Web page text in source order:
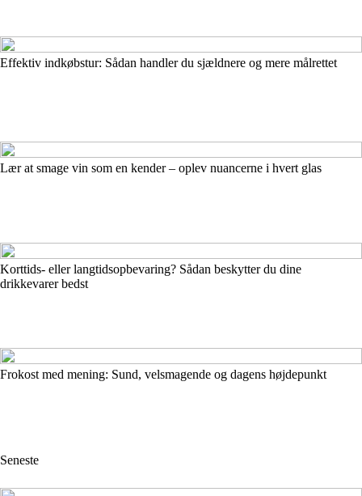
Effektiv indkøbstur: Sådan handler du sjældnere og mere målrettet
Lær at smage vin som en kender – oplev nuancerne i hvert glas
Korttids- eller langtidsopbevaring? Sådan beskytter du dine
drikkevarer bedst
Frokost med mening: Sund, velsmagende og dagens højdepunkt
Seneste